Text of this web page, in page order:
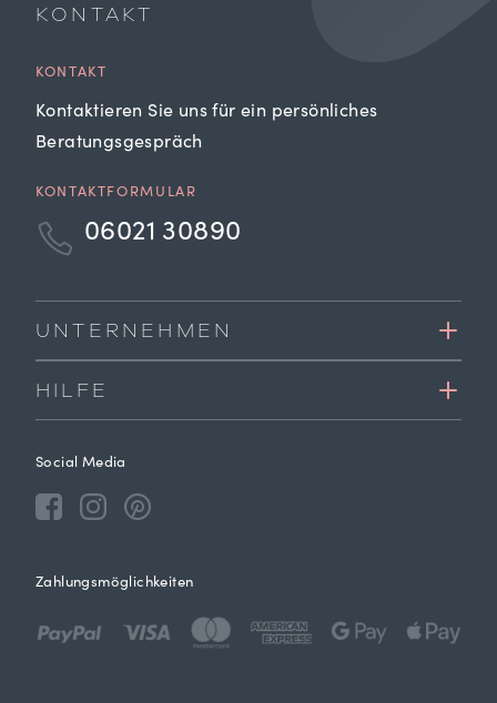
KONTAKT
KONTAKT
Kontaktieren Sie uns für ein persönliches
Beratungsgespräch
KONTAKTFORMULAR
06021 30890
UNTERNEHMEN
HILFE
Social Media
Zahlungsmöglichkeiten